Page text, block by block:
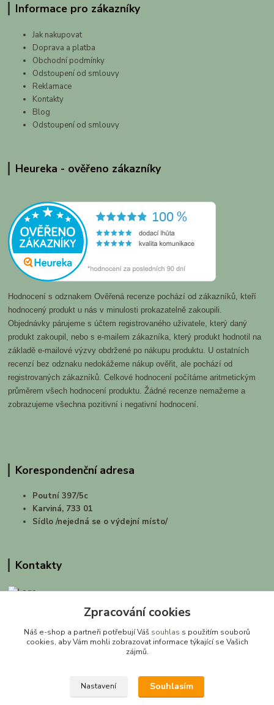
Informace pro zákazníky
Jak nakupovat
Doprava a platba
Obchodní podmínky
Odstoupení od smlouvy
Reklamace
Kontakty
Blog
Odstoupení od smlouvy
Heureka - ověřeno zákazníky
Hodnocení s odznakem Ověřená recenze pochází od zákazníků, kteří
hodnocený produkt u nás v minulosti prokazatelně zakoupili.
Objednávky párujeme s účtem registrovaného uživatele, který daný
produkt zakoupil, nebo s e-mailem zákazníka, který produkt hodnotil na
základě e-mailové výzvy obdržené po nákupu produktu. U ostatních
recenzí bez odznaku nedokážeme nákup ověřit, ale pochází od
registrovaných zákazníků. Celkové hodnocení počítáme aritmetickým
průměrem všech hodnocení produktu. Žádné recenze nemažeme a
zobrazujeme všechna pozitivní i negativní hodnocení.
Korespondenční adresa
Poutní 397/5c
Karviná, 733 01
Sídlo /nejedná se o výdejní místo/
Kontakty
Gabriela Pawlasová Koppová
Zpracování cookies
Náš e-shop a partneři potřebují Váš souhlas s použitím souborů
cookies, aby Vám mohli zobrazovat informace týkající se Vašich
zájmů.
Nastavení Souhlasím